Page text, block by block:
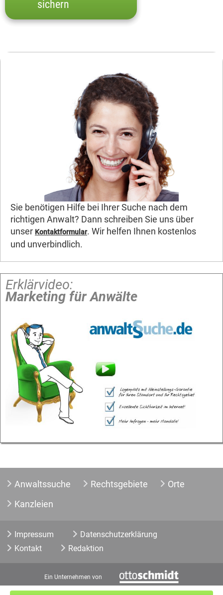
sichern
Sie benötigen Hilfe bei Ihrer Suche nach dem
richtigen Anwalt? Dann schreiben Sie uns über
unser Kontaktformular. Wir helfen Ihnen kostenlos
und unverbindlich.
Erklärvideo:
Marketing für Anwälte
Anwaltssuche Rechtsgebiete
Orte
Kanzleien
Impressum
Datenschutzerklärung
Kontakt
Redaktion
Ein Unternehmen von